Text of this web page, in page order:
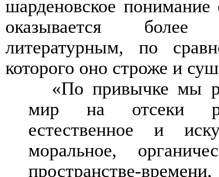
шарденовское понимание
оказывается
литературным, по
которого оно строже и
«По привычке мы
мир на отсеки
естественное и
моральное,
пространстве-